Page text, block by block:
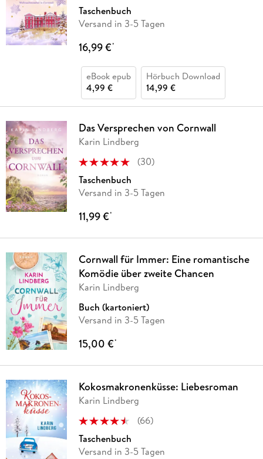
Taschenbuch
Versand in 3-5 Tagen
16,99 €*
eBook epub
4,99 €
Hörbuch Download
14,99 €
Das Versprechen von Cornwall
Karin Lindberg
(30)
Taschenbuch
Versand in 3-5 Tagen
11,99 €*
Cornwall für Immer: Eine romantische
Komödie über zweite Chancen
Karin Lindberg
Buch (kartoniert)
Versand in 3-5 Tagen
15,00 €*
Kokosmakronenküsse: Liebesroman
Karin Lindberg
(66)
Taschenbuch
Versand in 3-5 Tagen